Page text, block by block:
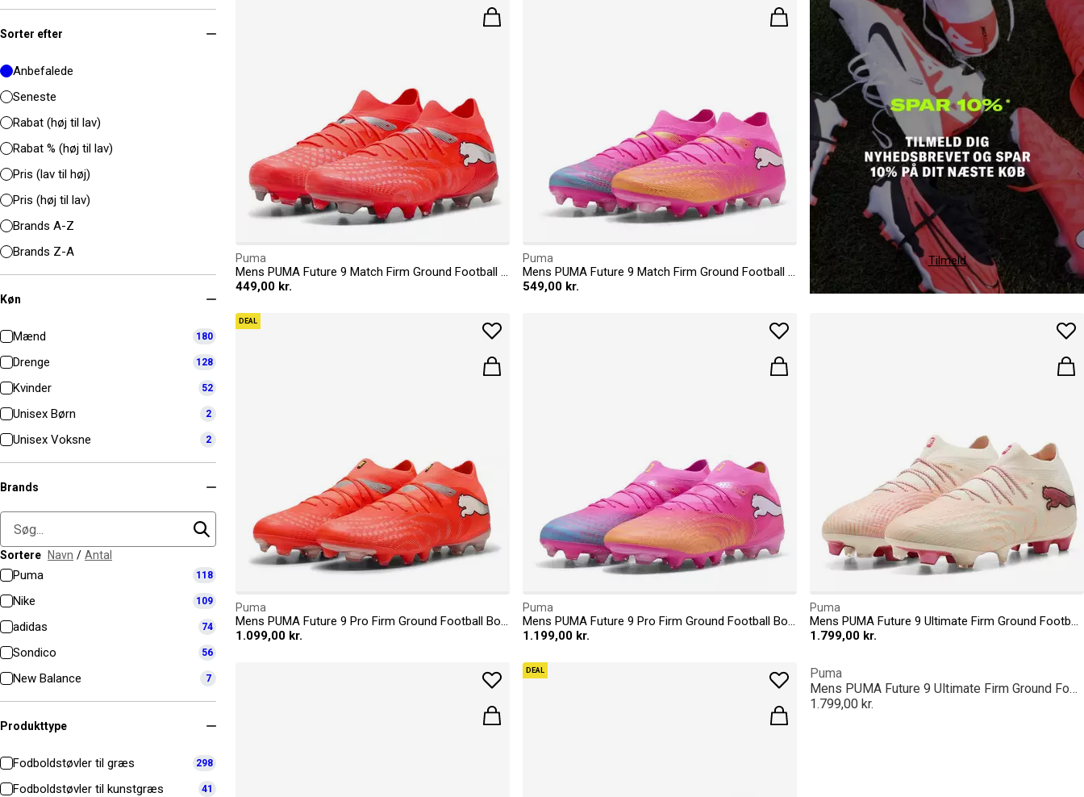
Sorter efter
Anbefalede
Seneste
Rabat (høj til lav)
Rabat % (høj til lav)
Pris (lav til høj)
Pris (høj til lav)
Brands A-Z
Brands Z-A
Køn
Mænd 180
Drenge 128
Kvinder 52
Unisex Børn 2
Unisex Voksne 2
Brands
Sortere Navn / Antal
Puma 118
Nike 109
adidas 74
Sondico 56
New Balance 7
Produkttype
Fodboldstøvler til græs 298
Fodboldstøvler til kunstgræs 41
Puma
Mens PUMA Future 9 Match Firm Ground Football Boots
449,00 kr.
Puma
Mens PUMA Future 9 Match Firm Ground Football Boots
549,00 kr.
DEAL
Puma
Mens PUMA Future 9 Pro Firm Ground Football Boots
1.099,00 kr.
Puma
Mens PUMA Future 9 Pro Firm Ground Football Boots
1.199,00 kr.
Puma
Mens PUMA Future 9 Ultimate Firm Ground Football Boots
1.799,00 kr.
DEAL
Puma
Mens PUMA Future 9 Ultimate Firm Ground Football Boots
1.799,00 kr.
Tilmeld